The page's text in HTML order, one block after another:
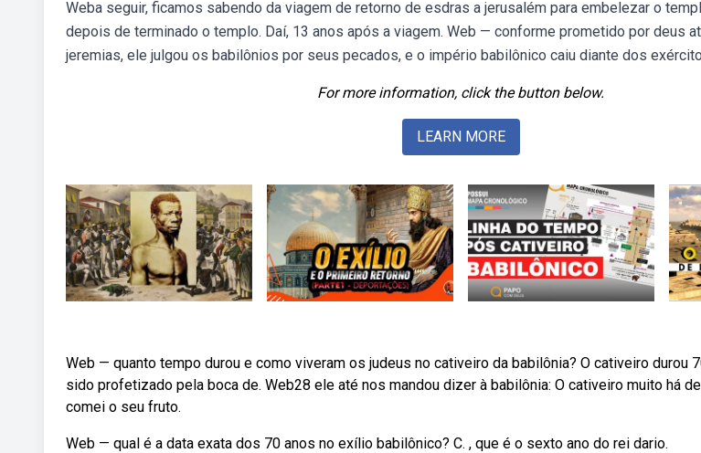
Weba seguir, ficamos sabendo da viagem de retorno de esdras a jerusalém para embelezar o
depois de terminado o templo. Daí, 13 anos após a viagem. Web — conforme prometido por deus
jeremias, ele julgou os babilônios por seus pecados, e o império babilônico caiu diante dos
For more information, click the button below.
LEARN MORE
Web — quanto tempo durou e como viveram os judeus no cativeiro da babilônia? O cativeiro durou
sido profetizado pela boca de. Web28 ele até nos mandou dizer à babilônia: O cativeiro muito há
comei o seu fruto.
Web — qual é a data exata dos 70 anos no exílio babilônico? C. , que é o sexto ano do rei dario.